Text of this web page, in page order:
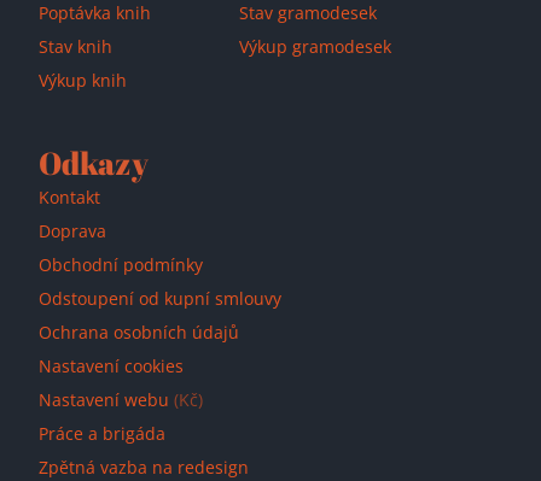
Poptávka knih
Stav knih
Výkup knih
Stav gramodesek
Výkup gramodesek
Odkazy
Kontakt
Doprava
Obchodní podmínky
Odstoupení od kupní smlouvy
Ochrana osobních údajů
Nastavení cookies
Nastavení webu (Kč)
Práce a brigáda
Zpětná vazba na redesign